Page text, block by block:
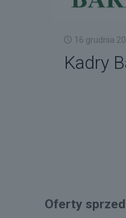
16 grudnia
Kadry
Oferty